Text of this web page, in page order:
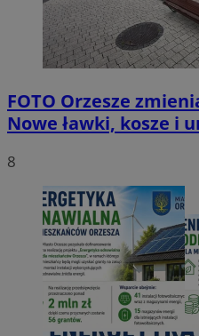
FOTO Orzesze
Nowe ławki, kosze i
8